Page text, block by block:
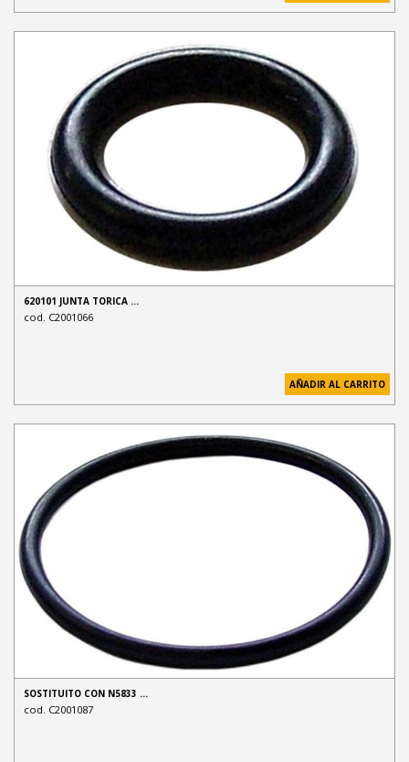
620101 JUNTA TORICA …
cod. C2001066
AÑADIR AL CARRITO
SOSTITUITO CON N5833 …
cod. C2001087